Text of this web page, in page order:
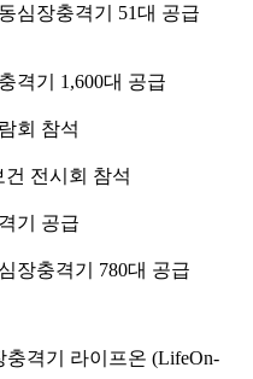
심장충격기 51대 공급
격기 1,600대 공급
회 참석
건 전시회 참석
기 공급
장충격기 780대 공급
충격기 라이프온 (LifeOn-